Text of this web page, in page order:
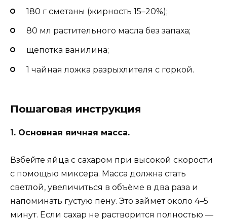
180 г сметаны (жирность 15–20%);
80 мл растительного масла без запаха;
щепотка ванилина;
1 чайная ложка разрыхлителя с горкой.
Пошаговая инструкция
1. Основная яичная масса.
Взбейте яйца с сахаром при высокой скорости
с помощью миксера. Масса должна стать
светлой, увеличиться в объёме в два раза и
напоминать густую пену. Это займет около 4–5
минут. Если сахар не растворится полностью —